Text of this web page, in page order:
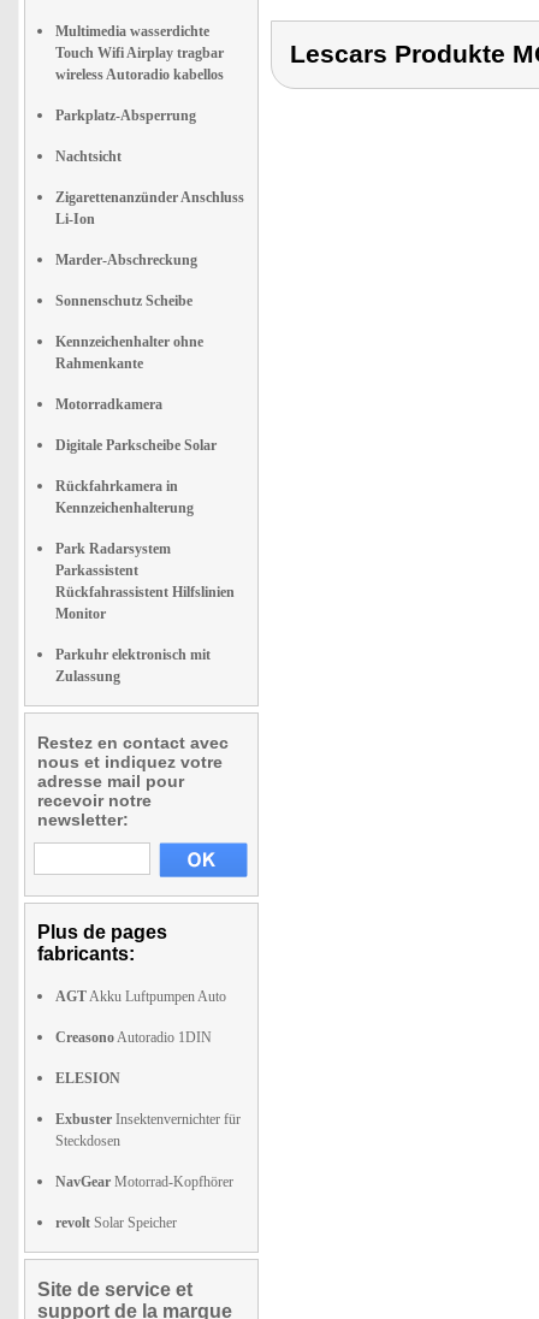
Multimedia wasserdichte
Touch Wifi Airplay tragbar
wireless Autoradio kabellos
Parkplatz-Absperrung
Nachtsicht
Zigarettenanzünder Anschluss
Li-Ion
Marder-Abschreckung
Sonnenschutz Scheibe
Kennzeichenhalter ohne
Rahmenkante
Motorradkamera
Digitale Parkscheibe Solar
Rückfahrkamera in
Kennzeichenhalterung
Park Radarsystem
Parkassistent
Rückfahrassistent Hilfslinien
Monitor
Parkuhr elektronisch mit
Zulassung
Restez en contact avec
nous et indiquez votre
adresse mail pour
recevoir notre
newsletter:
Plus de pages
fabricants:
AGTAkku Luftpumpen Auto
CreasonoAutoradio 1DIN
ELESION
Exbuster Insektenvernichter für
Steckdosen
NavGear Motorrad-Kopfhörer
revolt Solar Speicher
Site de service et
support de la marque
Lescars Produkte